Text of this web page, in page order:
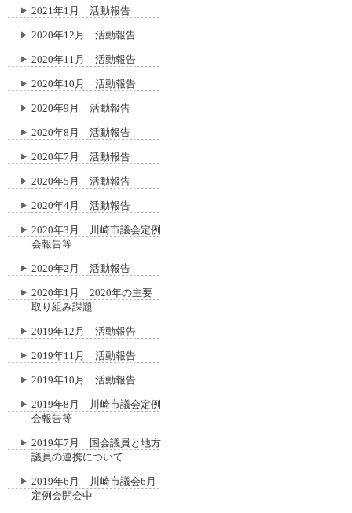
2021年1月 活動報告
2020年12月 活動報告
2020年11月 活動報告
2020年10月 活動報告
2020年9月 活動報告
2020年8月 活動報告
2020年7月 活動報告
2020年5月 活動報告
2020年4月 活動報告
2020年3月 川崎市議会定例
会報告等
2020年2月 活動報告
2020年1月 2020年の主要
取り組み課題
2019年12月 活動報告
2019年11月 活動報告
2019年10月 活動報告
2019年8月 川崎市議会定例
会報告等
2019年7月 国会議員と地方
議員の連携について
2019年6月 川崎市議会6月
定例会開会中